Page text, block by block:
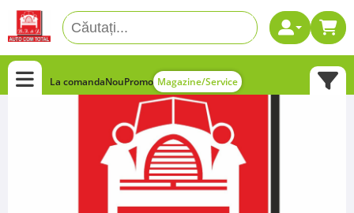
La comandaNouPromo Magazine/Service